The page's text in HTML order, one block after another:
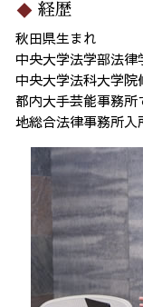
経歴
秋田県生まれ
中央大学法学部法律
中央大学法科大学院
都内大手芸能事務
地総合法律事務所入